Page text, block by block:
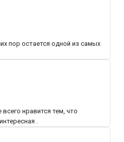
пор остается одной из самых
нравится тем, что
.